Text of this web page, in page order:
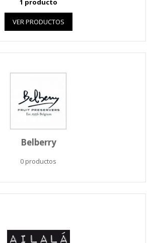
1 producto
VER PRODUCTOS
Belberry
0 productos